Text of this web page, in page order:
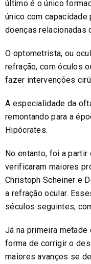
último é o único
único com
doenças relacionadas
O optometrista, ou
refração, com óculos
fazer intervenções
A especialidade da
remontando para a
Hipócrates.
No entanto, foi a
verificaram maiores
Christoph Scheiner e
a refração ocular.
séculos seguintes,
Já na primeira
forma de corrigir o
maiores avanços se